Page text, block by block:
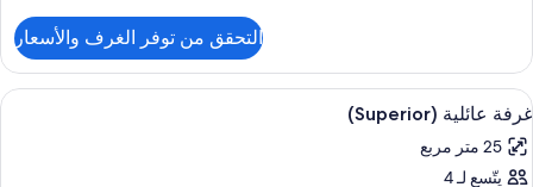
غرفة
عائلية
التحقق من توفر الغرف والأسعار
استعراض
جميع
صور
ميني بار وخزنة داخل الغرفة ومكتب
7
غرفة عائلية (Superior)
25 متر مربع
يتّسع لـ 4